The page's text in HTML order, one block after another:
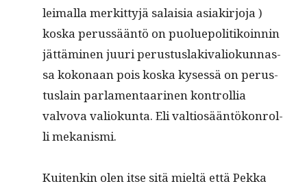
leimal­la merkit­tyjä salaisia asi­akir­jo­ja )
kos­ka perussään­tö on puolue­poli­tikoin­nin
jät­tämi­nen juuri perus­tus­laki­valiokun­nas­
sa kokon­aan pois kos­ka kysessä on perus­
tus­lain par­la­men­taari­nen kon­trol­lia
valvo­va valiokun­ta. Eli val­tiosään­tökon­rol­
li mekanismi.
Kuitenkin olen itse sitä mieltä että Pekka